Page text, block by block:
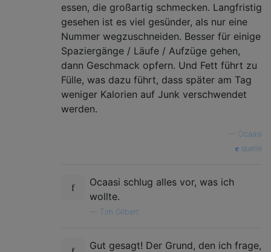
essen, die großartig schmecken. Langfristig
gesehen ist es viel gesünder, als nur eine
Nummer wegzuschneiden. Besser für einige
Spaziergänge / Läufe / Aufzüge gehen,
dann Geschmack opfern. Und Fett führt zu
Fülle, was dazu führt, dass später am Tag
weniger Kalorien auf Junk verschwendet
werden.
Ocaasi
quelle
Ocaasi schlug alles vor, was ich
wollte.
Tim Gilbert
Gut gesagt! Der Grund, den ich frage,